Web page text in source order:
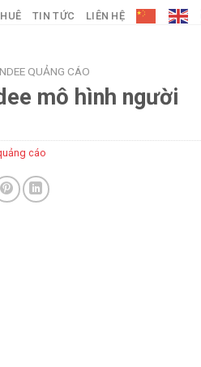
TIN TỨC LIÊN HỆ
QUẢNG CÁO
mô hình người
cáo